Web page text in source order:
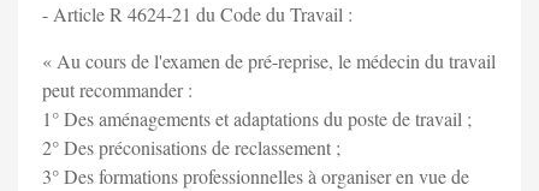
- Article R 4624-21 du Code du Travail :
« Au cours de l'examen de pré-reprise, le médecin du travail
peut recommander :
1° Des aménagements et adaptations du poste de travail ;
2° Des préconisations de reclassement ;
3° Des formations professionnelles à organiser en vue de